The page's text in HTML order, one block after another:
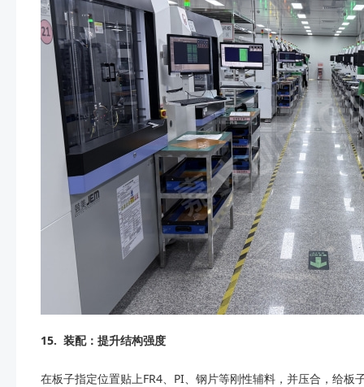
15. 装配：提升结构强度
在板子指定位置贴上FR4、PI、钢片等刚性辅料，并压合，给板